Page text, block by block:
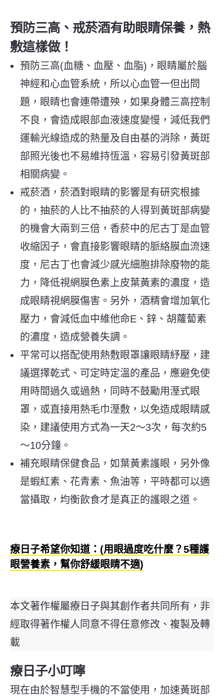
預防三高、戒菸酒有助眼睛保養，熱
敷這樣做！
預防三高(血糖、血壓、血脂)，眼睛屬於腦
神經和心血管系統，所以心血管一但出問
題，眼睛也會連帶遭殃，如果身體三高控制
不良，會造成眼部血液速度變慢，減低我們
運輸光線造成的熱量及自由基的消除，黃斑
部照光後也不易維持恆溫，容易引發黃斑部
相關病變。
戒菸酒，菸酒對眼睛的影響是有研究根據
的，抽菸的人比不抽菸的人得到黃斑部病變
的機會大兩到三倍，香菸中的尼古丁是血管
收縮因子，會直接影響眼睛的脈絡膜血流速
度，尼古丁也會減少感光細胞排除廢物的能
力，降低視網膜色素上皮葉黃素的濃度，造
成眼睛視網膜傷害。另外，酒精會增加氧化
壓力，會減低血中維他命E、鋅、胡蘿蔔素
的濃度，造成營養失調。
平常可以搭配使用熱敷眼罩讓眼睛紓壓，建
議選擇乾式、可定時定溫的產品，應避免使
用時間過久或過熱，同時不鼓勵用溼式眼
罩，或直接用熱毛巾溼敷，以免造成眼睛感
染，建議使用方式為一天2～3次，每次約5
～10分鐘。
補充眼睛保健食品，如葉黃素護眼，另外像
是蝦紅素、花青素、魚油等，平時都可以適
當攝取，均衡飲食才是真正的護眼之道。
療日子希望你知道：(用眼過度吃什麼？5種護
眼營養素，幫你舒緩眼睛不適)
本文著作權屬療日子與其創作者共同所有，非
經取得著作權人同意不得任意修改、複製及轉
載
療日子小叮嚀
現在由於智慧型手機的不當使用，加速黃斑部